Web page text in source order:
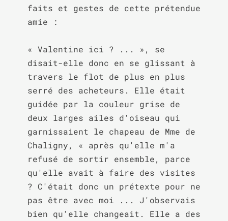
faits et gestes de cette prétendue
amie :
« Valentine ici ? ... », se
disait-elle donc en se glissant à
travers le flot de plus en plus
serré des acheteurs. Elle était
guidée par la couleur grise de
deux larges ailes d'oiseau qui
garnissaient le chapeau de Mme de
Chaligny, « après qu'elle m'a
refusé de sortir ensemble, parce
qu'elle avait à faire des visites
? C'était donc un prétexte pour ne
pas être avec moi ... J'observais
bien qu'elle changeait. Elle a des